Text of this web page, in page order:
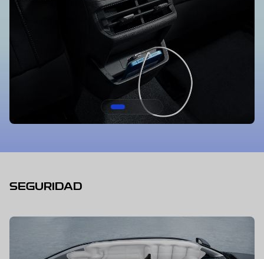
SEGURIDAD